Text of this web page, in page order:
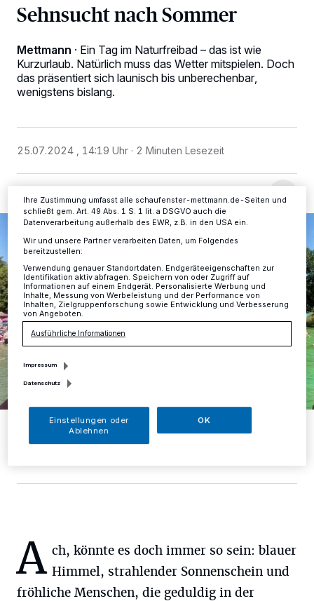
Sehnsucht nach Sommer
Mettmann · Ein Tag im Naturfreibad – das ist wie
Kurzurlaub. Natürlich muss das Wetter mitspielen. Doch
das präsentiert sich launisch bis unberechenbar,
wenigstens bislang.
25.07.2024 , 14:19 Uhr 2 Minuten Lesezeit
Am vergangenen Samstag legte der Sommer einen Zwischenspurt
ein, was zu einem Ansturm sonnenhungriger Menschen im
Naturfreibad führte.
A ch, könnte es doch immer so sein: blauer
Himmel, strahlender Sonnenschein und
fröhliche Menschen, die geduldig in der
Wir und unsere218-Partner speichern und greifen auf
personenbezogene Daten wie Browserdaten oder eindeutige
Kennungen auf Ihrem Gerät zu. Durch Auswahl von OK aktivieren Sie
Tracking-Technologien für die unter „Wir und unsere Partner
Anzeigen möglicherweise nicht mehr so relevant für Sie. Sie können
ändern oder Ihre Einwilligung zu widerrufen, indem Sie auf den Link
Einstellungen oder Ablehnen am unteren Rand der Webseite klicken.
Ihre Zustimmung umfasst alle schaufenster-mettmann.de-Seiten und
schließt gem. Art. 49 Abs. 1 S. 1 lit. a DSGVO auch die
Datenverarbeitung außerhalb des EWR, z.B. in den USA ein.
Wir und unsere Partner verarbeiten Daten, um Folgendes
bereitzustellen:
Verwendung genauer Standortdaten. Endgeräteeigenschaften zur
Identifikation aktiv abfragen. Speichern von oder Zugriff auf
Informationen auf einem Endgerät. Personalisierte Werbung und
Inhalte, Messung von Werbeleistung und der Performance von
Inhalten, Zielgruppenforschung sowie Entwicklung und Verbesserung
von Angeboten.
Ausführliche Informationen
Impressum
Datenschutz
Einstellungen oder
Ablehnen
OK